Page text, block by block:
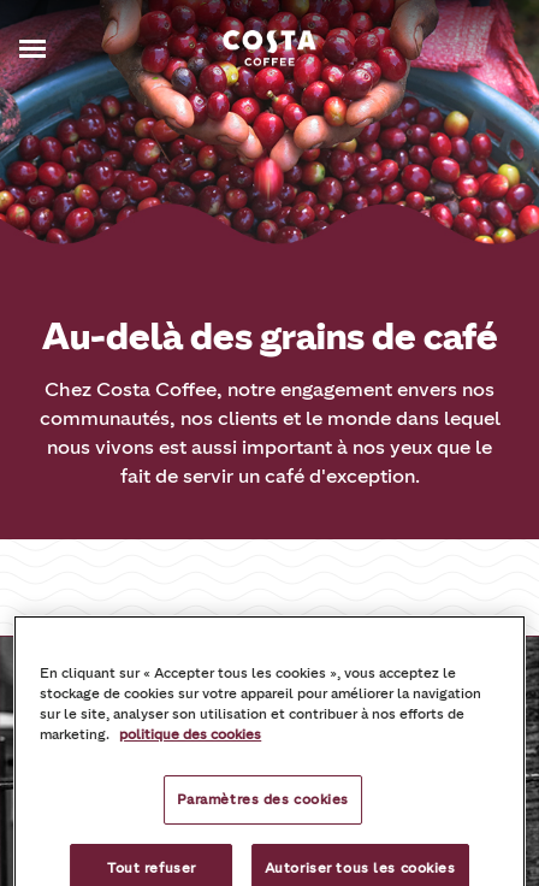
Au-delà des grains de café
Chez Costa Coffee, notre engagement envers nos
communautés, nos clients et le monde dans lequel
nous vivons est aussi important à nos yeux que le
fait de servir un café d'exception.
En cliquant sur « Accepter tous les cookies », vous acceptez le
stockage de cookies sur votre appareil pour améliorer la navigation
sur le site, analyser son utilisation et contribuer à nos efforts de
marketing. politique des cookies
Paramètres des cookies
Tout refuser Autoriser tous les cookies